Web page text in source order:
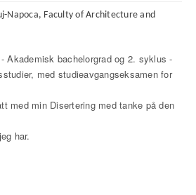
Napoca, Faculty of Architecture and
Akademisk bachelorgrad og 2. syklus -
med studieavgangseksamen for
med min Disertering med tanke på den
har.